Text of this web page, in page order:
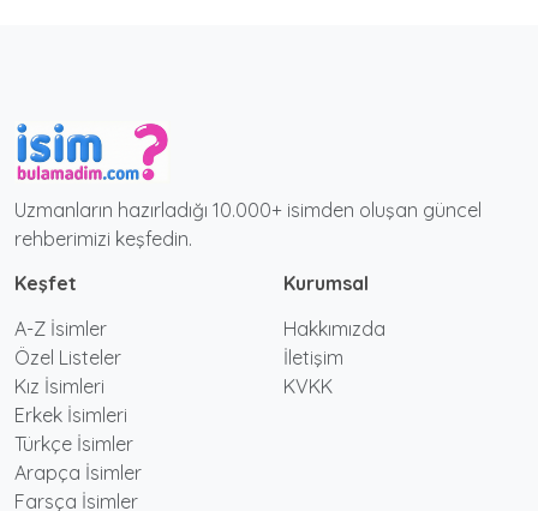
Uzmanların hazırladığı 10.000+ isimden oluşan güncel
rehberimizi keşfedin.
Keşfet
A-Z İsimler
Özel Listeler
Kız İsimleri
Erkek İsimleri
Türkçe İsimler
Arapça İsimler
Farsça İsimler
Kurumsal
Hakkımızda
İletişim
KVKK